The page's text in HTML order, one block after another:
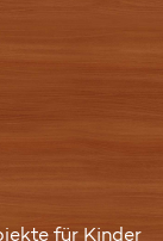
für Kinder